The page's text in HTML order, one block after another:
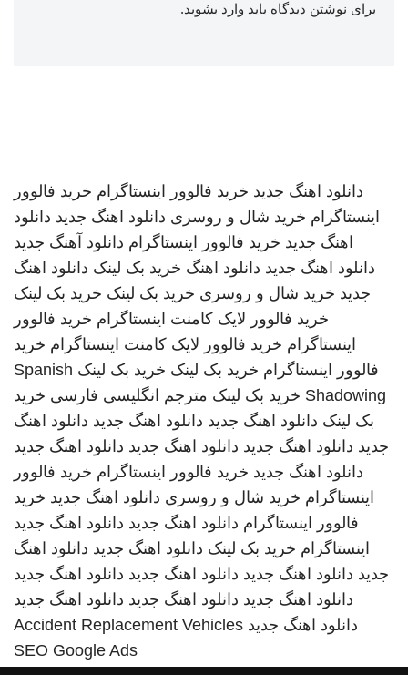
برای نوشتن دیدگاه باید وارد بشوید.
دانلود اهنگ جدید خرید فالوور اینستاگرام خرید فالوور
اینستاگرام خرید شال و روسری دانلود اهنگ جدید دانلود
اهنگ جدید خرید فالوور اینستاگرام دانلود آهنگ جدید
دانلود اهنگ جدید دانلود اهنگ خرید بک لینک دانلود اهنگ
جدید خرید شال و روسری خرید بک لینک خرید بک لینک
خرید فالوور لایک کامنت اینستاگرام خرید فالوور
اینستاگرام خرید فالوور لایک کامنت اینستاگرام خرید
فالوور اینستاگرام خرید بک لینک خرید بک لینک Spanish
Shadowing خرید بک لینک مترجم انگلیسی فارسی خرید
بک لینک دانلود اهنگ جدید دانلود اهنگ جدید دانلود اهنگ
جدید دانلود اهنگ جدید دانلود اهنگ جدید دانلود اهنگ جدید
دانلود اهنگ جدید خرید فالوور اینستاگرام خرید فالوور
اینستاگرام خرید شال و روسری دانلود اهنگ جدید خرید
فالوور اینستاگرام دانلود اهنگ جدید دانلود اهنگ جدید
اینستاگرام خرید بک لینک دانلود اهنگ جدید دانلود اهنگ
جدید دانلود اهنگ جدید دانلود اهنگ جدید دانلود اهنگ جدید
دانلود اهنگ جدید دانلود اهنگ جدید دانلود اهنگ جدید
دانلود اهنگ جدید Accident Replacement Vehicles
SEO Google Ads